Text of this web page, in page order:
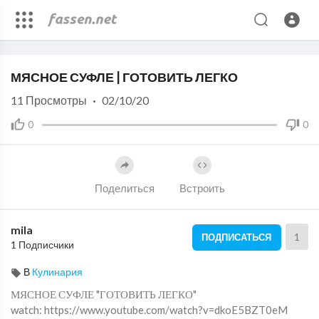
Download File: https://www.youtube.com/watch?v=dkoE5BZT0eM
МЯСНОЕ СУФЛЕ | ГОТОВИТЬ ЛЕГКО
0 0
11 Просмотры · 02/10/20
Поделиться Встроить
mila
1 Подписчики
ПОДПИСАТЬСЯ 1
В Кулинария
МЯСНОЕ СУФЛЕ "ГОТОВИТЬ ЛЕГКО"
watch: https://www.youtube.com/watch?v=dkoE5BZT0eM